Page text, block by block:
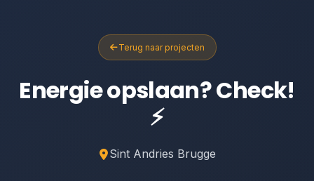
Terug naar projecten
Energie opslaan? Check!
⚡
Sint Andries Brugge